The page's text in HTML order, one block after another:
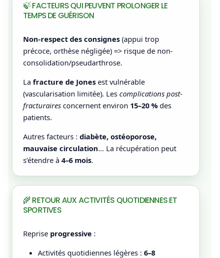
🍃 FACTEURS QUI PEUVENT PROLONGER LE
TEMPS DE GUÉRISON
Non-respect des consignes (appui trop
précoce, orthèse négligée) => risque de non-
consolidation/pseudarthrose.
La fracture de Jones est vulnérable
(vascularisation limitée). Les complications post-
fracturaires concernent environ 15–20 % des
patients.
Autres facteurs : diabète, ostéoporose,
mauvaise circulation… La récupération peut
s’étendre à 4–6 mois.
🌾 RETOUR AUX ACTIVITÉS QUOTIDIENNES ET
SPORTIVES
Reprise progressive :
Activités quotidiennes légères : 6–8